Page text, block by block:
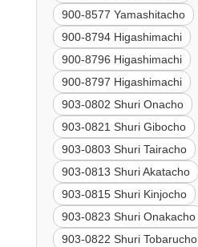
900-8577 Yamashitacho
900-8794 Higashimachi
900-8796 Higashimachi
900-8797 Higashimachi
903-0802 Shuri Onacho
903-0821 Shuri Gibocho
903-0803 Shuri Tairacho
903-0813 Shuri Akatacho
903-0815 Shuri Kinjocho
903-0823 Shuri Onakacho
903-0822 Shuri Tobarucho